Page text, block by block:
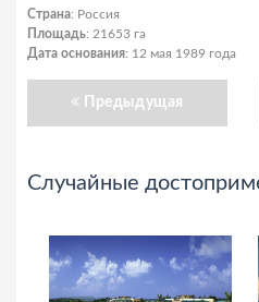
Страна: Россия
Площадь: 21653 га
Дата основания: 12 мая 1989 года
Предыдущая
Случайные